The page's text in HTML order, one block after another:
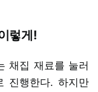
렇게!
채집 재료를 눌러
진행한다. 하지만